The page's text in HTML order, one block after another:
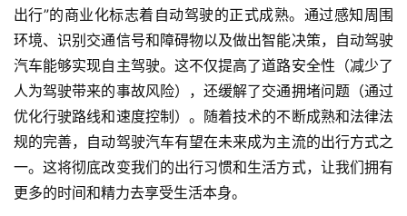
出行”的商业化标志着自动驾驶的正式成熟。通过感知周围
环境、识别交通信号和障碍物以及做出智能决策，自动驾驶
汽车能够实现自主驾驶。这不仅提高了道路安全性（减少了
人为驾驶带来的事故风险），还缓解了交通拥堵问题（通过
优化行驶路线和速度控制）。随着技术的不断成熟和法律法
规的完善，自动驾驶汽车有望在未来成为主流的出行方式之
一。这将彻底改变我们的出行习惯和生活方式，让我们拥有
更多的时间和精力去享受生活本身。